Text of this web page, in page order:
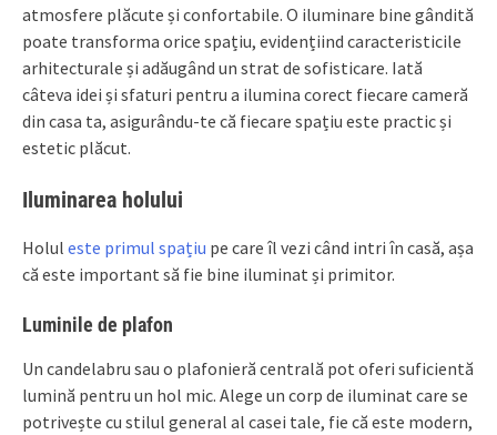
atmosfere plăcute și confortabile. O iluminare bine gândită
poate transforma orice spațiu, evidențiind caracteristicile
arhitecturale și adăugând un strat de sofisticare. Iată
câteva idei și sfaturi pentru a ilumina corect fiecare cameră
din casa ta, asigurându-te că fiecare spațiu este practic și
estetic plăcut.
Iluminarea holului
Holul este primul spațiu pe care îl vezi când intri în casă, așa
că este important să fie bine iluminat și primitor.
Luminile de plafon
Un candelabru sau o plafonieră centrală pot oferi suficientă
lumină pentru un hol mic. Alege un corp de iluminat care se
potrivește cu stilul general al casei tale, fie că este modern,